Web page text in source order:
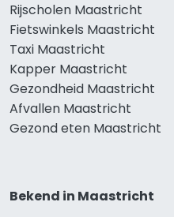
Rijscholen Maastricht
Fietswinkels Maastricht
Taxi Maastricht
Kapper Maastricht
Gezondheid Maastricht
Afvallen Maastricht
Gezond eten Maastricht
Bekend in Maastricht